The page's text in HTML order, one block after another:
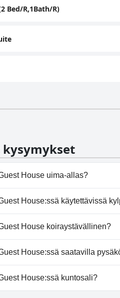
Bed/R,1Bath/R)
House uima-allas?
House:ssä on uima-
Uima-allas -
House:ssä käytettävissä
House ei tarjoa kylpylää.
House koiraystävällinen?
House toivottaa koirat
House:ssä saatavilla
House tarjoaa
House:ssä kuntosali?